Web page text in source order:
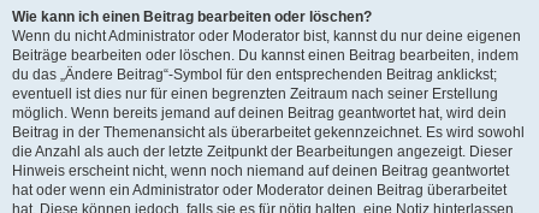
Wie kann ich einen Beitrag bearbeiten oder löschen?
Wenn du nicht Administrator oder Moderator bist, kannst du nur deine eigenen
Beiträge bearbeiten oder löschen. Du kannst einen Beitrag bearbeiten, indem
du das „Ändere Beitrag“-Symbol für den entsprechenden Beitrag anklickst;
eventuell ist dies nur für einen begrenzten Zeitraum nach seiner Erstellung
möglich. Wenn bereits jemand auf deinen Beitrag geantwortet hat, wird dein
Beitrag in der Themenansicht als überarbeitet gekennzeichnet. Es wird sowohl
die Anzahl als auch der letzte Zeitpunkt der Bearbeitungen angezeigt. Dieser
Hinweis erscheint nicht, wenn noch niemand auf deinen Beitrag geantwortet
hat oder wenn ein Administrator oder Moderator deinen Beitrag überarbeitet
hat. Diese können jedoch, falls sie es für nötig halten, eine Notiz hinterlassen,